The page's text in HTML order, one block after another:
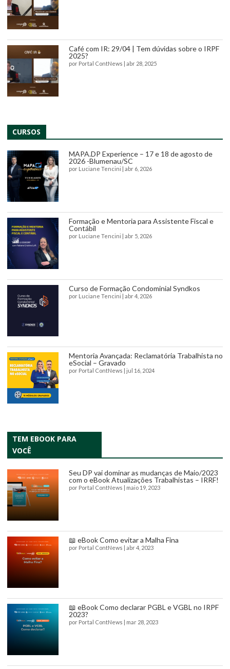
Café com IR: 29/04 | Tem dúvidas sobre o IRPF
2025?
por Portal ContNews | abr 28, 2025
CURSOS
MAPA.DP Experience – 17 e 18 de agosto de
2026 -Blumenau/SC
por Luciane Tencini | abr 6, 2026
Formação e Mentoria para Assistente Fiscal e
Contábil
por Luciane Tencini | abr 5, 2026
Curso de Formação Condominial Syndkos
por Luciane Tencini | abr 4, 2026
Mentoria Avançada: Reclamatória Trabalhista no
eSocial – Gravado
por Portal ContNews | jul 16, 2024
TEM EBOOK PARA
VOCÊ
Seu DP vai dominar as mudanças de Maio/2023
com o eBook Atualizações Trabalhistas – IRRF!
por Portal ContNews | maio 19, 2023
📖 eBook Como evitar a Malha Fina
por Portal ContNews | abr 4, 2023
📖 eBook Como declarar PGBL e VGBL no IRPF
2023?
por Portal ContNews | mar 28, 2023